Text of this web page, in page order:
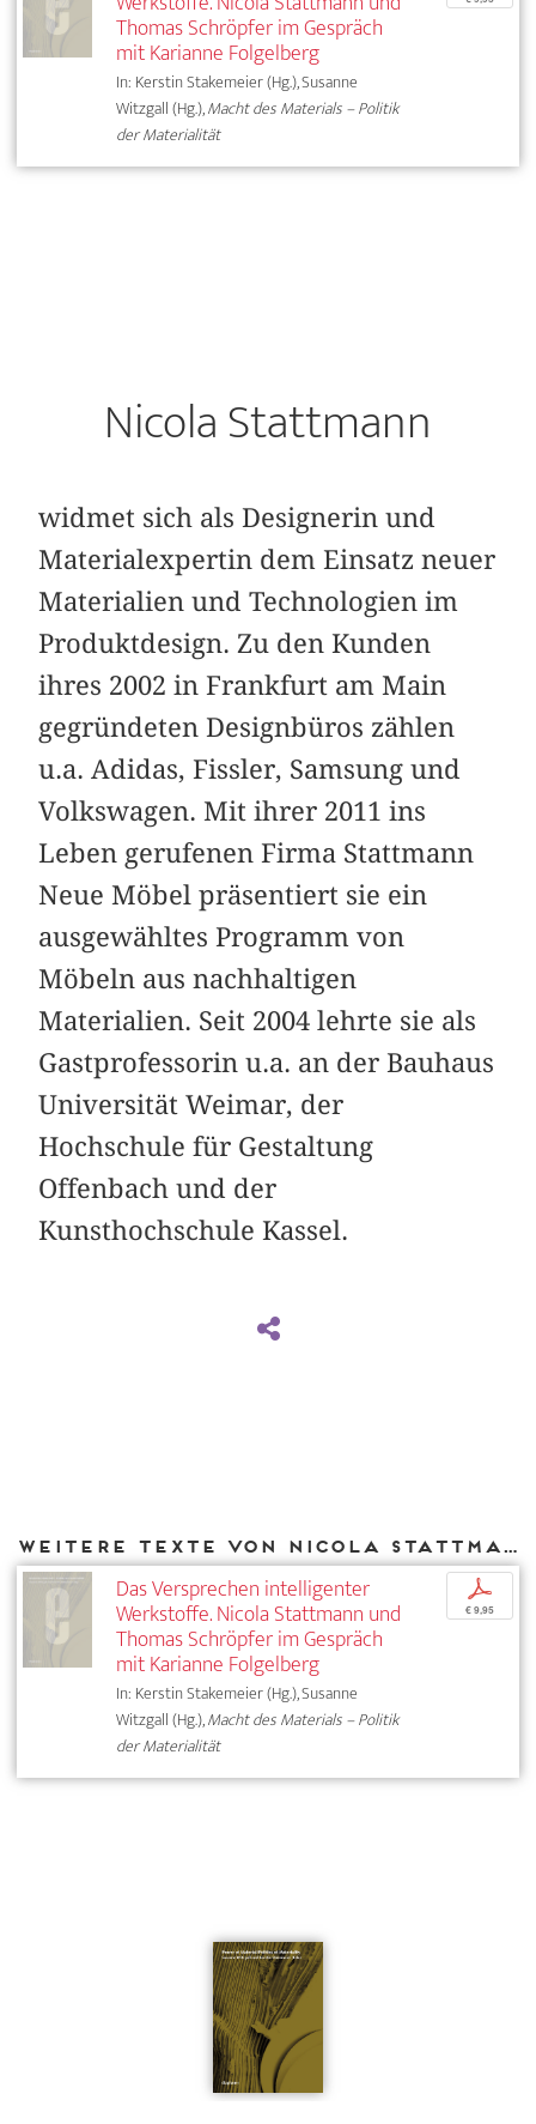
Thomas Schröpfer im Gespräch
mit Karianne Folgelberg
In: Kerstin Stakemeier (Hg.), Susanne
Witzgall (Hg.),Macht des Materials – Politik
der Materialität
Nicola Stattmann
widmet sich als Designerin und
Materialexpertin dem Einsatz neuer
Materialien und Technologien im
Produktdesign. Zu den Kunden
ihres 2002 in Frankfurt am Main
gegründeten Designbüros zählen
u.a. Adidas, Fissler, Samsung und
Volkswagen. Mit ihrer 2011 ins
Leben gerufenen Firma Stattmann
Neue Möbel präsentiert sie ein
ausgewähltes Programm von
Möbeln aus nachhaltigen
Materialien. Seit 2004 lehrte sie als
Gastprofessorin u.a. an der Bauhaus
Universität Weimar, der
Hochschule für Gestaltung
Offenbach und der
Kunsthochschule Kassel.
Weitere Texte von Nicola Stattmann bei DIAPHANES
Das Versprechen intelligenter
Werkstoffe. Nicola Stattmann und
Thomas Schröpfer im Gespräch
mit Karianne Folgelberg
In: Kerstin Stakemeier (Hg.), Susanne
Witzgall (Hg.),Macht des Materials – Politik
der Materialität
p
€ 9,95